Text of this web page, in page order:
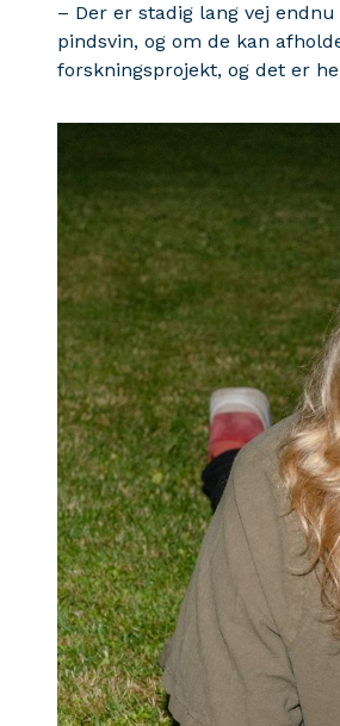
– Der er stadig lang vej
pindsvin, og om de kan
forskningsprojekt, og det er